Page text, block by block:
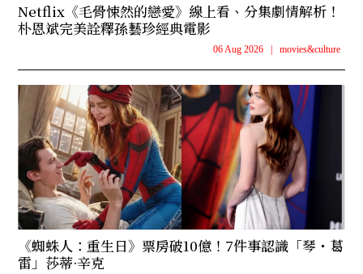
Netflix《毛骨悚然的戀愛》線上看、分集劇情解析！
朴恩斌完美詮釋孫藝珍經典電影
06 Aug 2026 movies&culture
《蜘蛛人：重生日》票房破10億！7件事認識「琴・葛
雷」莎蒂·辛克